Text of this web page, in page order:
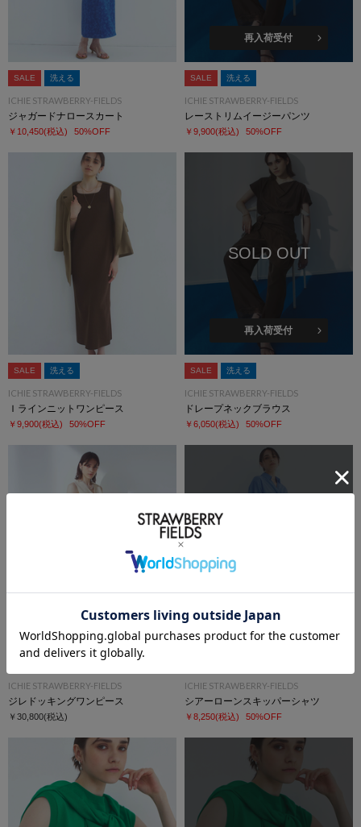
SALE 洗える
ICHIE STRAWBERRY-FIELDS
ジャガードナロースカート
￥10,450(税込) 50%OFF
再入荷受付
SALE 洗える
ICHIE STRAWBERRY-FIELDS
レーストリムイージーパンツ
￥9,900(税込) 50%OFF
SALE 洗える
ICHIE STRAWBERRY-FIELDS
Ｉラインニットワンピース
￥9,900(税込) 50%OFF
SOLD OUT
再入荷受付
SALE 洗える
ICHIE STRAWBERRY-FIELDS
ドレープネックブラウス
￥6,050(税込) 50%OFF
ICHIE STRAWBERRY-FIELDS
ジレドッキングワンピース
￥30,800(税込)
再入荷受付
ICHIE STRAWBERRY-FIELDS
シアーローンスキッパーシャツ
￥8,250(税込) 50%OFF